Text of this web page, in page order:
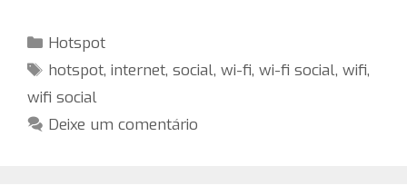
Categorias
Hotspot
Tags
hotspot,internet,social,wi-fi,wi-fi social,wifi,
wifi social
Deixe um comentário